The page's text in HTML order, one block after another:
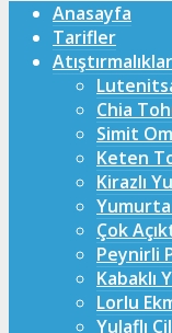
Anasayfa
Tarifler
Atıştırmalıklar
Chia
Simit
Keten
Kirazlı
Yumurta
Çok
Peynirli
Kabaklı
Lorlu
Yulaflı